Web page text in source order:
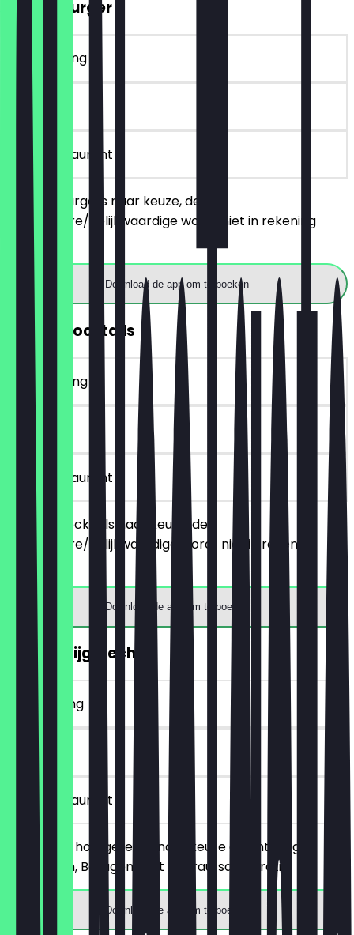
2voor1 Burger
~€ 13 korting
90 dagen
in het restaurant
Bestel 2 burgers naar keuze, de
goedkopere/gelijkwaardige wordt niet in rekening
Download de app om te boeken
2voor1 Cocktails
~€ 10 korting
90 dagen
in het restaurant
Bestel 2 cocktails naar keuze, de
goedkopere/gelijkwaardige wordt niet in rekening
gebracht.
Download de app om te boeken
GRATIS Bijgerecht
~€ 5 korting
90 dagen
in het restaurant
Bestel een hoofgerecht naar keuze en ontvang
Goldfritten, Beilagensalat or Krautsalat gratis.
Download de app om te boeken